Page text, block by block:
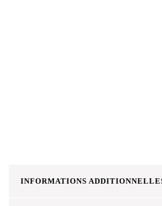
INFORMATIONS